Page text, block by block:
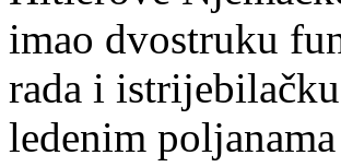
imao dvostruku
rada i
ledenim